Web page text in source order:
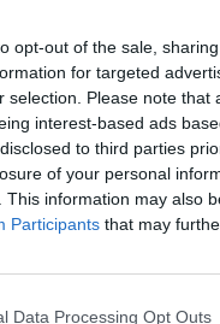
opt-out of the sale,
for targeted
selection. Please note
interest-based ads
to third parties
of your personal
This information may also
Participants that may
Data Processing Opt Outs